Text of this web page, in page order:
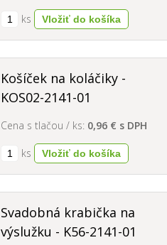
ks
Košíček na koláčiky -
KOS02-2141-01
Cena s tlačou / ks: 0,96 € s DPH
ks
Svadobná krabička na
výslužku - K56-2141-01